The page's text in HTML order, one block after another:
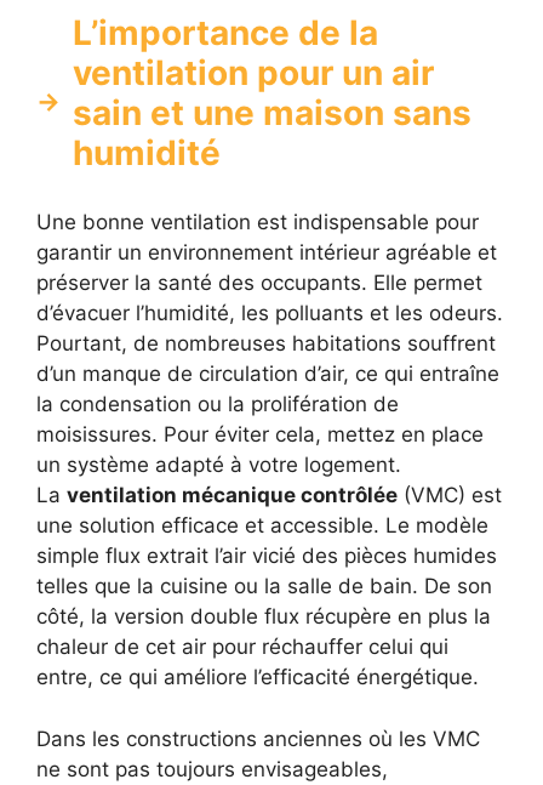
L’importance de la
ventilation pour un air
sain et une maison sans
humidité
Une bonne ventilation est indispensable pour
garantir un environnement intérieur agréable et
préserver la santé des occupants. Elle permet
d’évacuer l’humidité, les polluants et les odeurs.
Pourtant, de nombreuses habitations souffrent
d’un manque de circulation d’air, ce qui entraîne
la condensation ou la prolifération de
moisissures. Pour éviter cela, mettez en place
un système adapté à votre logement.
La ventilation mécanique contrôlée (VMC) est
une solution efficace et accessible. Le modèle
simple flux extrait l’air vicié des pièces humides
telles que la cuisine ou la salle de bain. De son
côté, la version double flux récupère en plus la
chaleur de cet air pour réchauffer celui qui
entre, ce qui améliore l’efficacité énergétique.
Dans les constructions anciennes où les VMC
ne sont pas toujours envisageables,